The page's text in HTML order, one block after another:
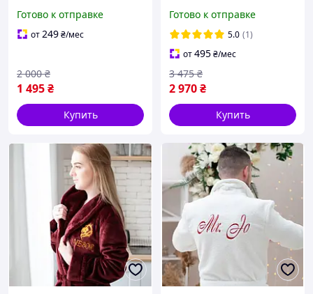
мужской с воротником,
длинный
Готово к отправке
от249₴/мес
1 495₴
2 000 ₴
Купить
вышивкой, капюшоном
длинный, темно синий
Готово к отправке
5.0 (1)
от495₴/мес
2 970₴
3 475 ₴
Купить